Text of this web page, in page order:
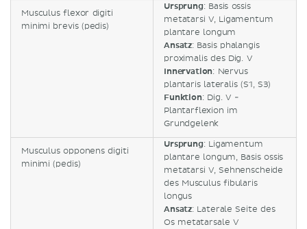
Musculus flexor digiti
minimi brevis (pedis)
Ursprung: Basis ossis
metatarsi V, Ligamentum
plantare longum
Ansatz: Basis phalangis
proximalis des Dig. V
Innervation: Nervus
plantaris lateralis (S1, S3)
Funktion: Dig. V -
Plantarflexion im
Grundgelenk
Musculus opponens digiti
minimi (pedis)
Ursprung: Ligamentum
plantare longum, Basis ossis
metatarsi V, Sehnenscheide
des Musculus fibularis
longus
Ansatz: Laterale Seite des
Os metatarsale V